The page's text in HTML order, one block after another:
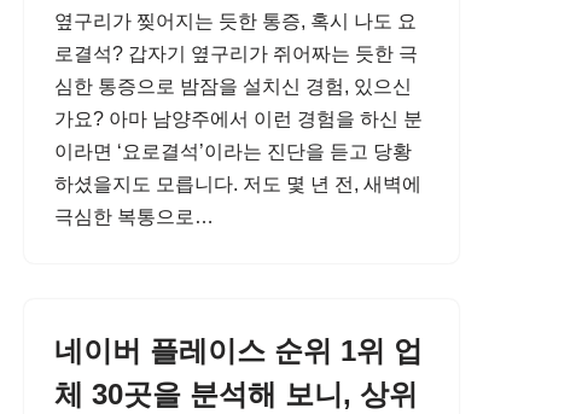
옆구리가 찢어지는 듯한 통증, 혹시 나도 요
로결석? 갑자기 옆구리가 쥐어짜는 듯한 극
심한 통증으로 밤잠을 설치신 경험, 있으신
가요? 아마 남양주에서 이런 경험을 하신 분
이라면 ‘요로결석’이라는 진단을 듣고 당황
하셨을지도 모릅니다. 저도 몇 년 전, 새벽에
극심한 복통으로…
네이버 플레이스 순위 1위 업
체 30곳을 분석해 보니, 상위